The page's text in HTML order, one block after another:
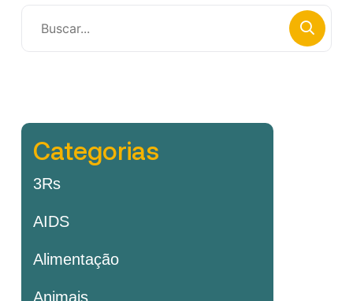
Categorias
3Rs
AIDS
Alimentação
Animais